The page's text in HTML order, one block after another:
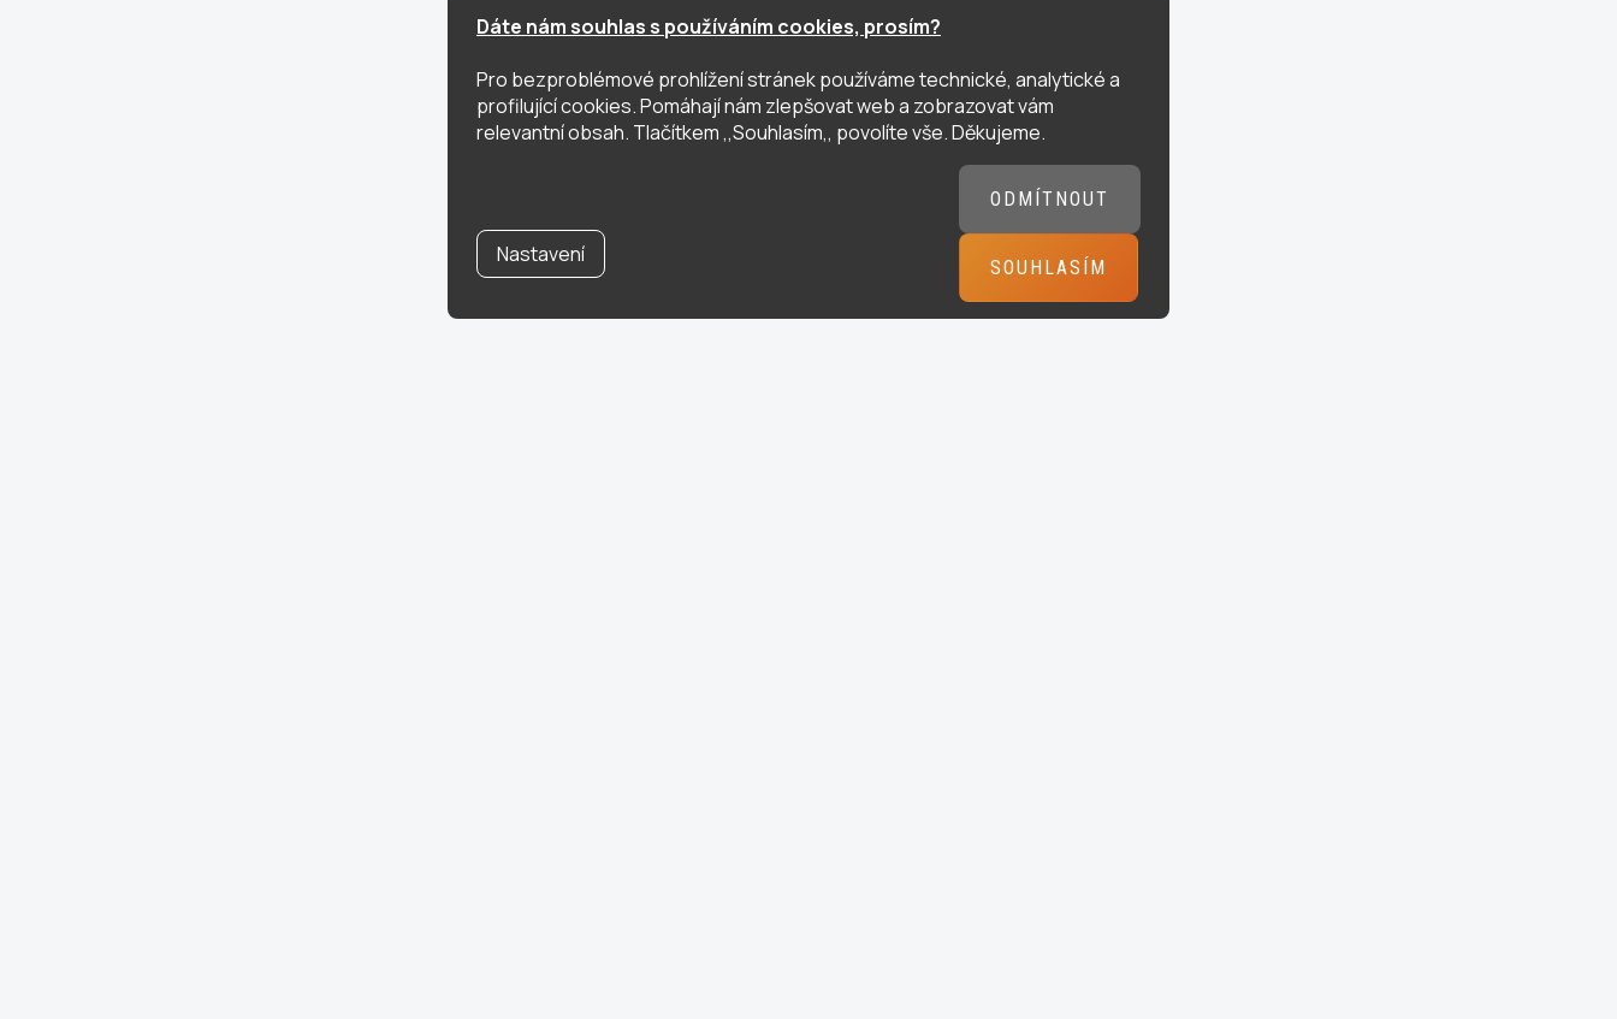
Dáte nám souhlas s používáním cookies, prosím?
Pro bezproblémové prohlížení stránek používáme technické, analytické a
profilující cookies. Pomáhají nám zlepšovat web a zobrazovat vám
relevantní obsah. Tlačítkem ,,Souhlasím,, povolíte vše. Děkujeme.
Nastavení
ODMÍTNOUT
SOUHLASÍM